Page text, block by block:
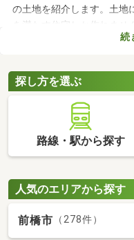
の土地を紹介します。土地
を満たす住宅しか作れませ
ば、自由度の高い注文住宅
境をチェックして、好みの
続
探し方を選ぶ
路線・駅から探す
人気のエリアから探す
前橋市 （278件）